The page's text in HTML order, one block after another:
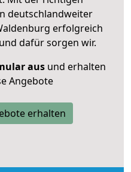
deutschlandweiter
erfolgreich
dafür sorgen wir.
ausund erhalten
Angebote
erhalten